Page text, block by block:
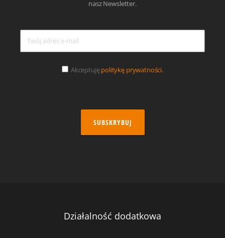
nasz Newsletter.
Akceptujępolitykę prywatności.
SUBSKRYBUJ
Działalność dodatkowa